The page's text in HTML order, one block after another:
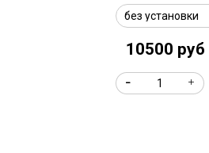
10500 руб